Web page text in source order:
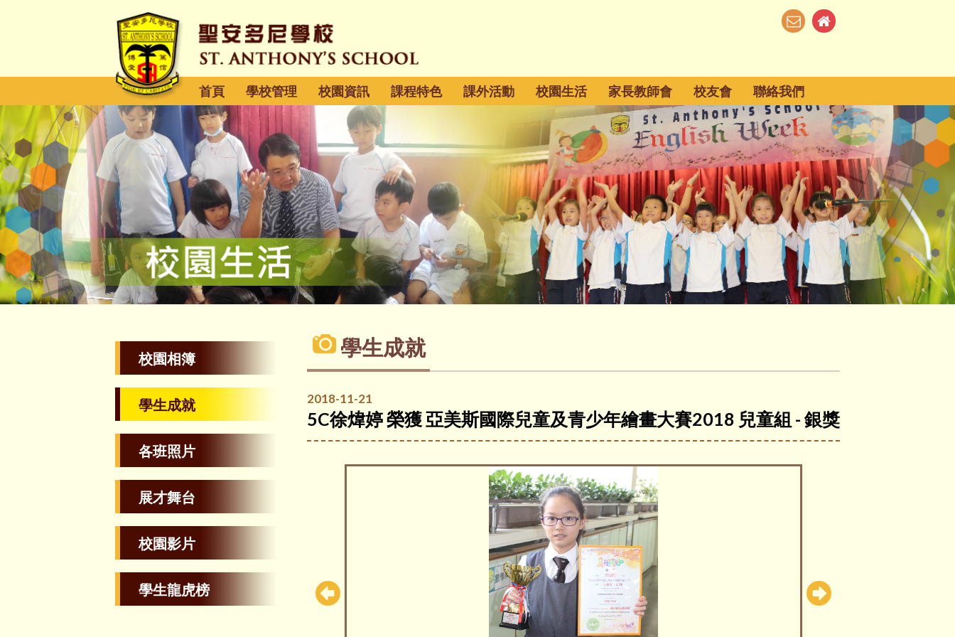
首頁 學校管理 校園資訊 課程特色 課外活動 校園生活 家長教師會 校友會 聯絡我們
校園相簿
學生成就
各班照片
展才舞台
校園影片
學生龍虎榜
學生成就
2018-11-21
5C徐煒婷 榮獲 亞美斯國際兒童及青少年繪畫大賽2018 兒童組 - 銀獎